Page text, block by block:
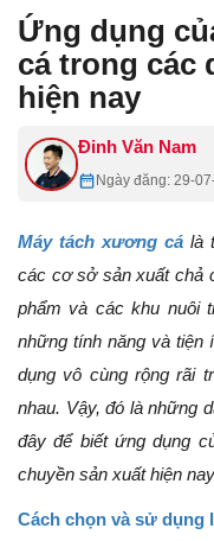
Ứng dụng
cá trong các
hiện nay
Đinh Văn Nam
Ngày đăng: 29-
Máy tách xương cá là
các cơ sở sản xuất chả
phẩm và các khu nuôi
những tính năng và tiện
dụng vô cùng rộng rãi
nhau. Vậy, đó là những
đây để biết ứng dụng
chuyền sản xuất hiện
Cách chọn và sử dụng